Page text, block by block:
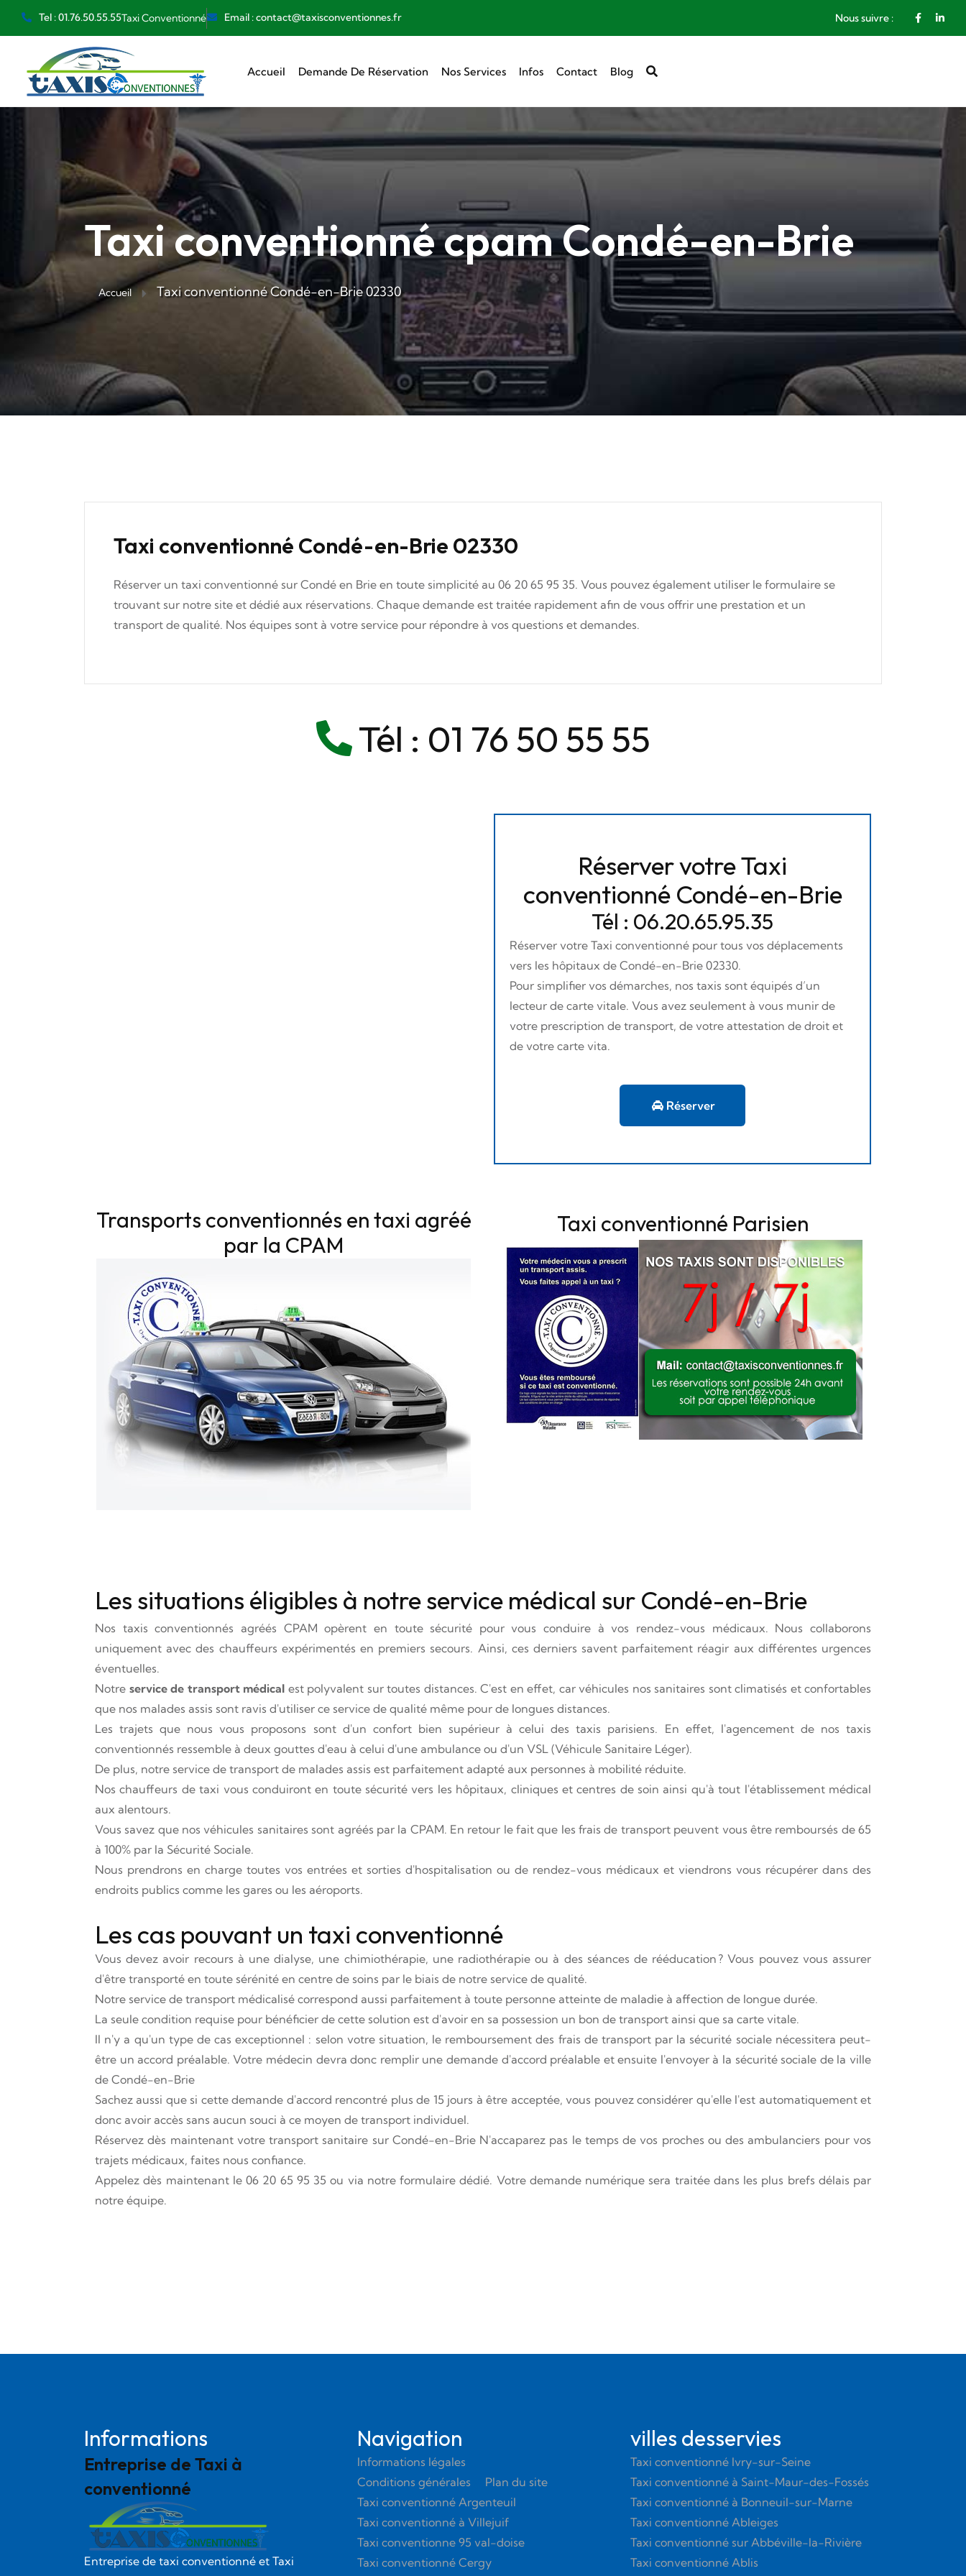
Tel : 01.76.50.55.55Taxi Conventionné Email : contact@taxisconventionnes.fr Nous suivre : Facebook
Accueil Demande De Réservation Nos Services Infos Contact Blog
Taxi conventionné cpam Condé-en-Brie
Accueil Taxi conventionné Condé-en-Brie 02330
Taxi conventionné Condé-en-Brie 02330
Réserver un taxi conventionné sur Condé en Brie en toute simplicité au 06 20 65 95 35. Vous pouvez également utiliser le formulaire se
trouvant sur notre site et dédié aux réservations. Chaque demande est traitée rapidement afin de vous offrir une prestation et un
transport de qualité. Nos équipes sont à votre service pour répondre à vos questions et demandes.
Tél : 01 76 50 55 55
Réserver votre Taxi
conventionné Condé-en-Brie
Tél : 06.20.65.95.35
Réserver votre Taxi conventionné pour tous vos déplacements
vers les hôpitaux de Condé-en-Brie 02330.
Pour simplifier vos démarches, nos taxis sont équipés d’un
lecteur de carte vitale. Vous avez seulement à vous munir de
votre prescription de transport, de votre attestation de droit et
de votre carte vita.
Réserver
Transports conventionnés en taxi agréé
par la CPAM
Taxi conventionné Parisien
Les situations éligibles à notre service médical sur Condé-en-Brie
Nos taxis conventionnés agréés CPAM opèrent en toute sécurité pour vous conduire à vos rendez-vous médicaux. Nous collaborons
uniquement avec des chauffeurs expérimentés en premiers secours. Ainsi, ces derniers savent parfaitement réagir aux différentes urgences
éventuelles.
Notre service de transport médical est polyvalent sur toutes distances. C'est en effet, car véhicules nos sanitaires sont climatisés et confortables
que nos malades assis sont ravis d'utiliser ce service de qualité même pour de longues distances.
Les trajets que nous vous proposons sont d'un confort bien supérieur à celui des taxis parisiens. En effet, l'agencement de nos taxis
conventionnés ressemble à deux gouttes d'eau à celui d'une ambulance ou d'un VSL (Véhicule Sanitaire Léger).
De plus, notre service de transport de malades assis est parfaitement adapté aux personnes à mobilité réduite.
Nos chauffeurs de taxi vous conduiront en toute sécurité vers les hôpitaux, cliniques et centres de soin ainsi qu'à tout l'établissement médical
aux alentours.
Vous savez que nos véhicules sanitaires sont agréés par la CPAM. En retour le fait que les frais de transport peuvent vous être remboursés de 65
à 100% par la Sécurité Sociale.
Nous prendrons en charge toutes vos entrées et sorties d'hospitalisation ou de rendez-vous médicaux et viendrons vous récupérer dans des
endroits publics comme les gares ou les aéroports.
Les cas pouvant un taxi conventionné
Vous devez avoir recours à une dialyse, une chimiothérapie, une radiothérapie ou à des séances de rééducation ? Vous pouvez vous assurer
d'être transporté en toute sérénité en centre de soins par le biais de notre service de qualité.
Notre service de transport médicalisé correspond aussi parfaitement à toute personne atteinte de maladie à affection de longue durée.
La seule condition requise pour bénéficier de cette solution est d'avoir en sa possession un bon de transport ainsi que sa carte vitale.
Il n'y a qu'un type de cas exceptionnel : selon votre situation, le remboursement des frais de transport par la sécurité sociale nécessitera peut-
être un accord préalable. Votre médecin devra donc remplir une demande d'accord préalable et ensuite l'envoyer à la sécurité sociale de la ville
de Condé-en-Brie
Sachez aussi que si cette demande d'accord rencontré plus de 15 jours à être acceptée, vous pouvez considérer qu'elle l'est automatiquement et
donc avoir accès sans aucun souci à ce moyen de transport individuel.
Réservez dès maintenant votre transport sanitaire sur Condé-en-Brie N'accaparez pas le temps de vos proches ou des ambulanciers pour vos
trajets médicaux, faites nous confiance.
Appelez dès maintenant le 06 20 65 95 35 ou via notre formulaire dédié. Votre demande numérique sera traitée dans les plus brefs délais par
notre équipe.
Informations
Entreprise de Taxi à
conventionné
Entreprise de taxi conventionné et Taxi
Navigation
Informations légales
Conditions générales
Plan du site
Taxi conventionné Argenteuil
Taxi conventionné à Villejuif
Taxi conventionne 95 val-doise
Taxi conventionné Cergy
villes desservies
Taxi conventionné Ivry-sur-Seine
Taxi conventionné à Saint-Maur-des-Fossés
Taxi conventionné à Bonneuil-sur-Marne
Taxi conventionné Ableiges
Taxi conventionné sur Abbéville-la-Rivière
Taxi conventionné Ablis